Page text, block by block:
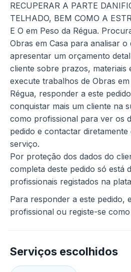
RECUPERAR A PARTE
TELHADO, BEM COMO A
E O em Peso da Régua.
Obras em Casa para analisar o
apresentar um orçamento
cliente sobre prazos, materiais
execute trabalhos de Obras em
Régua, responder a este
conquistar mais um cliente na
como profissional para ver os
pedido e contactar diretamente
serviço.
Por proteção dos dados do
completa deste pedido só está
profissionais registados na
Para responder a este pedido,
profissional ou registe-se
Serviços escolhidos